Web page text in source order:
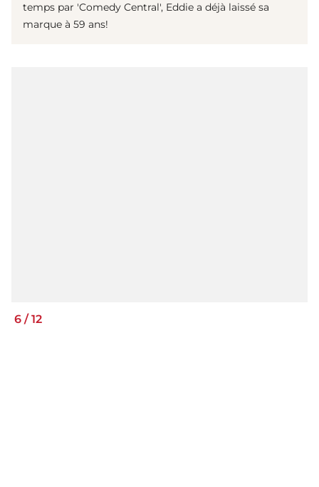
temps par 'Comedy Central', Eddie a déjà laissé sa
marque à 59 ans!
6 /12